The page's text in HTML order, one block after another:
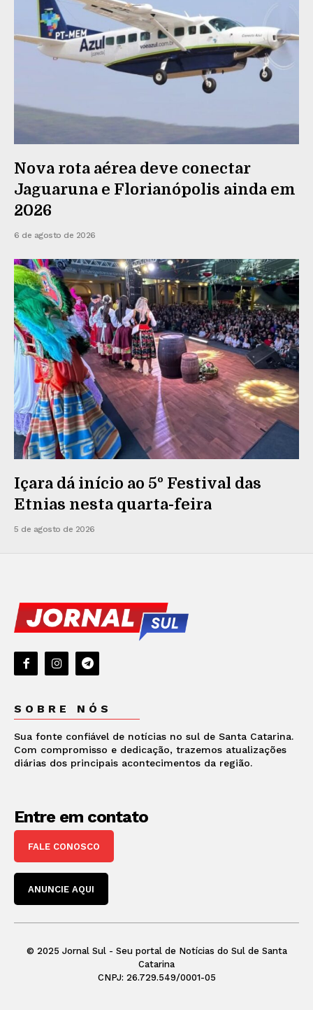
Nova rota aérea deve conectar
Jaguaruna e Florianópolis ainda em
2026
6 de agosto de 2026
Içara dá início ao 5º Festival das
Etnias nesta quarta-feira
5 de agosto de 2026
SOBRE NÓS
Sua fonte confiável de notícias no sul de Santa Catarina.
Com compromisso e dedicação, trazemos atualizações
diárias dos principais acontecimentos da região.
Entre em contato
FALE CONOSCO
ANUNCIE AQUI
© 2025 Jornal Sul - Seu portal de Notícias do Sul de Santa
Catarina
CNPJ: 26.729.549/0001-05